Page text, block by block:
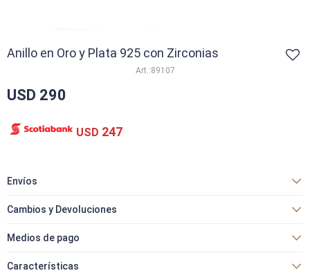
Anillo en Oro y Plata 925 con Zirconias
89107
USD 290
USD 247
Envíos
Cambios y Devoluciones
Medios de pago
Características